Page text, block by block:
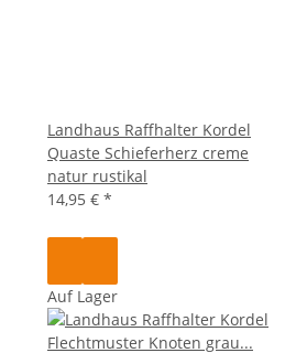
Landhaus Raffhalter Kordel
Quaste Schieferherz creme
natur rustikal
14,95 € *
Auf Lager